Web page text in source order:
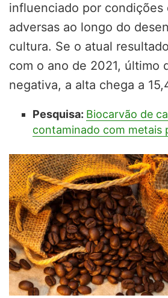
influenciado por condições
adversas ao longo do
cultura. Se o atual
com o ano de 2021, último
negativa, a alta chega a
Pesquisa: Biocarvão de
contaminado com metais